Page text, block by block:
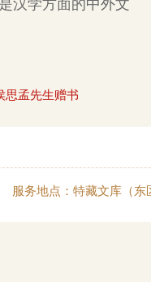
汉学方面的中外文
孟先生赠书
服务地点：特藏文库（东